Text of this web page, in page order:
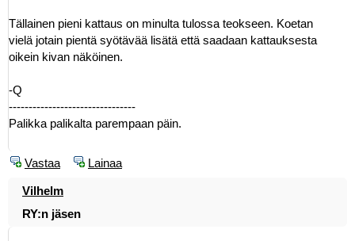
Tällainen pieni kattaus on minulta tulossa teokseen. Koetan
vielä jotain pientä syötävää lisätä että saadaan kattauksesta
oikein kivan näköinen.
-Q
--------------------------------
Palikka palikalta parempaan päin.
Vastaa Lainaa
Vilhelm
RY:n jäsen